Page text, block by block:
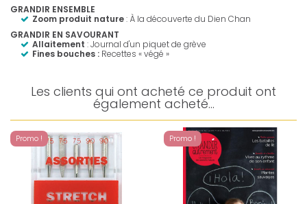
GRANDIR ENSEMBLE
Zoom produit nature: À la découverte du Dien Chan
GRANDIR EN SAVOURANT
Allaitement : Journal d'un piquet de grève
Fines bouches : Recettes « végé »
Les clients qui ont acheté ce produit ont
également acheté...
Promo ! Promo !